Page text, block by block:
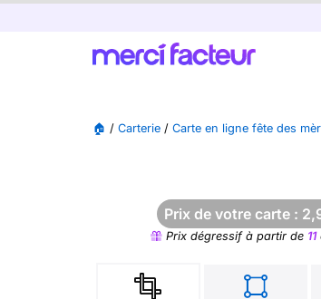
🏠 / Carterie / Carte en ligne fête des
Prix de votre carte :
Prix dégressif à partir de 11